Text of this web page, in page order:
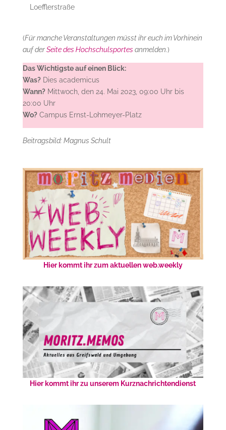
Loefflerstraße
(Für manche Veranstaltungen müsst ihr euch im Vorhinein
auf derSeite des Hochschulsportes anmelden.)
Das Wichtigste auf einen Blick:
Was?Dies academicus
Wann?Mittwoch, den 24. Mai 2023, 09:00 Uhr bis
20:00 Uhr
Wo?Campus Ernst-Lohmeyer-Platz
Beitragsbild: Magnus Schult
Hier kommt ihr zum aktuellen web.weekly
Hier kommt ihr zu unserem Kurznachrichtendienst